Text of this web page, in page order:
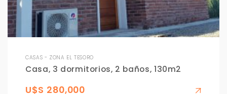
CASAS - ZONA EL TESORO
Casa, 3 dormitorios, 2 baños, 130m2
U$S 280,000